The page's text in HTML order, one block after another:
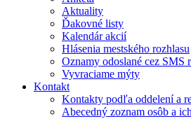
Aktuality
Ďakovné listy
Kalendár akcií
Hlásenia mestského rozhlasu
Oznamy odoslané cez SMS
Vyvraciame mýty
Kontakt
Kontakty podľa oddelení a
Abecedný zoznam osôb a